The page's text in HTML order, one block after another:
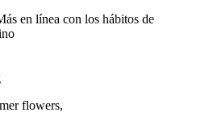
en línea con los hábitos de
flowers,